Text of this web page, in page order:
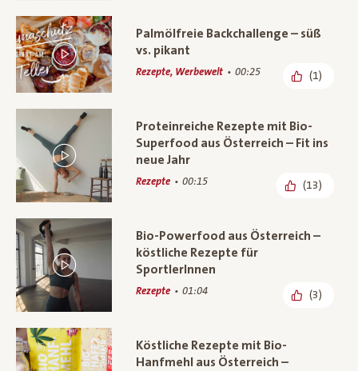
Palmölfreie Backchallenge – süß
vs. pikant
Rezepte, Werbewelt 00:25 (1)
Proteinreiche Rezepte mit Bio-
Superfood aus Österreich – Fit ins
neue Jahr
Rezepte 00:15 (13)
Bio-Powerfood aus Österreich –
köstliche Rezepte für
SportlerInnen
Rezepte 01:04 (3)
Köstliche Rezepte mit Bio-
Hanfmehl aus Österreich –